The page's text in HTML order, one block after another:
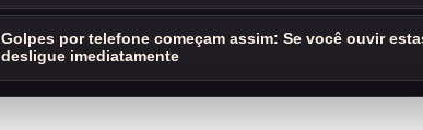
Golpes por telefone começam assim: Se você ouvir
desligue imediatamente